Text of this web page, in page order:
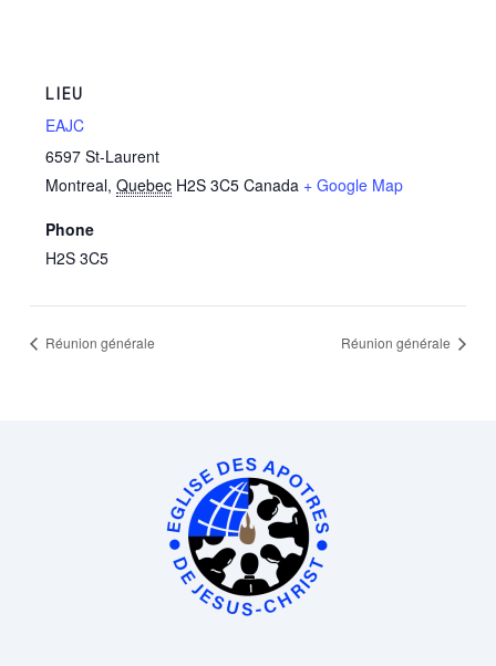
LIEU
EAJC
6597 St-Laurent
Montreal, Quebec H2S 3C5 Canada + Google Map
Phone
H2S 3C5
Réunion générale Réunion générale